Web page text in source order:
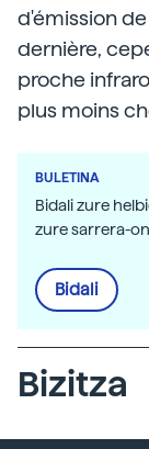
d'émission
dernière,
proche
plus moins
BULETINA
Bidali zure
zure sarrera-
Bidali
Bizitza